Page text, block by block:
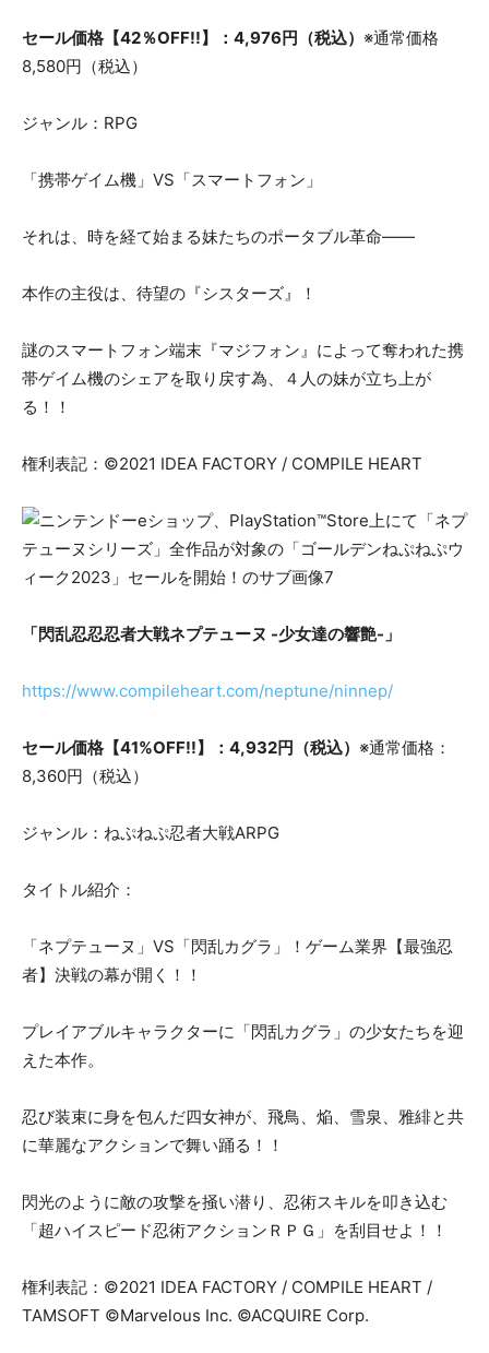
セール価格【42％OFF!!】：4,976円（税込） ※通常価格
8,580円（税込）
ジャンル：RPG
「携帯ゲイム機」VS「スマートフォン」
それは、時を経て始まる妹たちのポータブル革命――
本作の主役は、待望の『シスターズ』！
謎のスマートフォン端末『マジフォン』によって奪われた携
帯ゲイム機のシェアを取り戻す為、４人の妹が立ち上が
る！！
権利表記：©2021 IDEA FACTORY / COMPILE HEART
「閃乱忍忍忍者大戦ネプテューヌ -少女達の響艶-」
https://www.compileheart.com/neptune/ninnep/
セール価格【41%OFF!!】：4,932円（税込） ※通常価格：
8,360円（税込）
ジャンル：ねぷねぷ忍者大戦ARPG
タイトル紹介：
「ネプテューヌ」VS「閃乱カグラ」！ゲーム業界【最強忍
者】決戦の幕が開く！！
プレイアブルキャラクターに「閃乱カグラ」の少女たちを迎
えた本作。
忍び装束に身を包んだ四女神が、飛鳥、焔、雪泉、雅緋と共
に華麗なアクションで舞い踊る！！
閃光のように敵の攻撃を掻い潜り、忍術スキルを叩き込む
「超ハイスピード忍術アクションＲＰＧ」を刮目せよ！！
権利表記：©2021 IDEA FACTORY / COMPILE HEART /
TAMSOFT ©Marvelous Inc. ©ACQUIRE Corp.